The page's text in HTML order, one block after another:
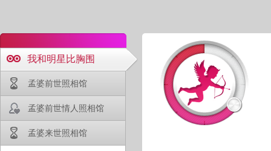
我和明星比胸围
孟婆前世照相馆
孟婆前世情人照相馆
孟婆来世照相馆